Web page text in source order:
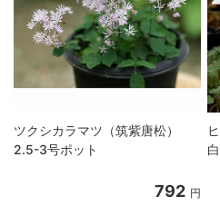
ツクシカラマツ（筑紫唐松）
2.5-3号ポット
792 円